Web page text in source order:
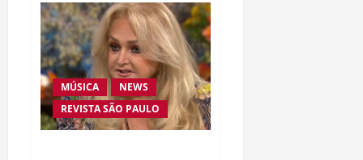
Gestão
Protagonista:
uma
experiência
para
quem
decidiu
liderar
a
própria
história
MÚSICA
NEWS
REVISTA SÃO PAULO